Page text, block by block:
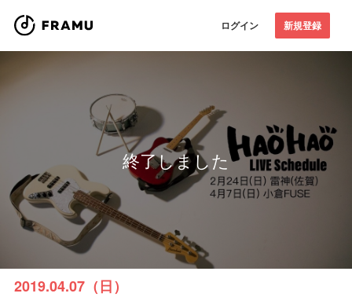
ログイン 新規登録
終了しました
2019.04.07（日）